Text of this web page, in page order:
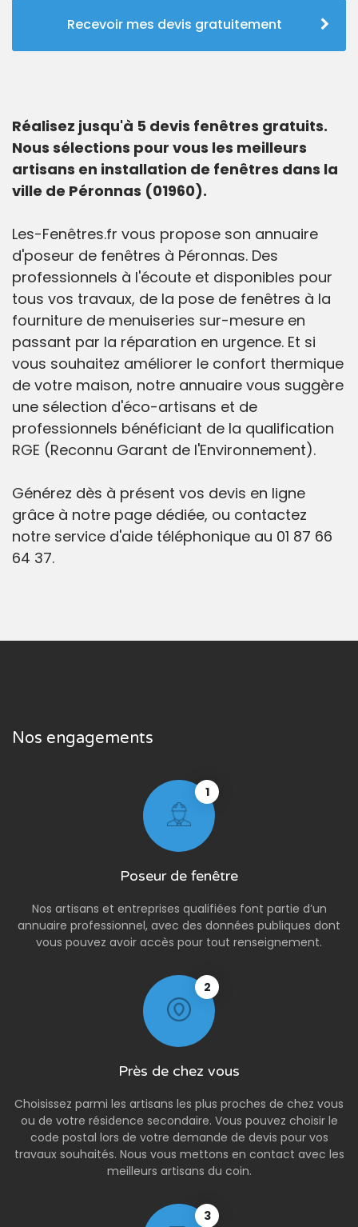
Recevoir mes devis gratuitement
Réalisez jusqu'à 5 devis fenêtres gratuits.
Nous sélections pour vous les meilleurs
artisans en installation de fenêtres dans la
ville de Péronnas (01960).
Les-Fenêtres.fr vous propose son annuaire
d'poseur de fenêtres à Péronnas. Des
professionnels à l'écoute et disponibles pour
tous vos travaux, de la pose de fenêtres à la
fourniture de menuiseries sur-mesure en
passant par la réparation en urgence. Et si
vous souhaitez améliorer le confort thermique
de votre maison, notre annuaire vous suggère
une sélection d'éco-artisans et de
professionnels bénéficiant de la qualification
RGE (Reconnu Garant de l'Environnement).
Générez dès à présent vos devis en ligne
grâce à notre page dédiée, ou contactez
notre service d'aide téléphonique au 01 87 66
64 37.
Nos engagements
1
Poseur de fenêtre
Nos artisans et entreprises qualifiées font partie d’un
annuaire professionnel, avec des données publiques dont
vous pouvez avoir accès pour tout renseignement.
2
Près de chez vous
Choisissez parmi les artisans les plus proches de chez vous
ou de votre résidence secondaire. Vous pouvez choisir le
code postal lors de votre demande de devis pour vos
travaux souhaités. Nous vous mettons en contact avec les
meilleurs artisans du coin.
3